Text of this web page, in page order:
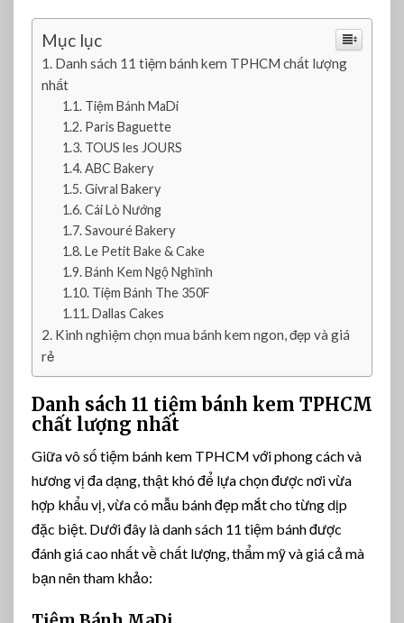
e
o
n
,
ẹ
G
R
ẻ
Mục lục
Danh sách 11 tiệm bánh kem TPHCM chất lượng
nhất
Tiệm Bánh MaDi
Paris Baguette
TOUS les JOURS
ABC Bakery
Givral Bakery
Cái Lò Nướng
Savouré Bakery
Le Petit Bake & Cake
Bánh Kem Ngộ Nghĩnh
Tiệm Bánh The 350F
Dallas Cakes
Kinh nghiệm chọn mua bánh kem ngon, đẹp và giá
rẻ
Danh sách 11 tiệm bánh kem TPHCM
chất lượng nhất
Giữa vô số tiệm bánh kem TPHCM với phong cách và
hương vị đa dạng, thật khó để lựa chọn được nơi vừa
hợp khẩu vị, vừa có mẫu bánh đẹp mắt cho từng dịp
đặc biệt. Dưới đây là danh sách 11 tiệm bánh được
đánh giá cao nhất về chất lượng, thẩm mỹ và giá cả mà
bạn nên tham khảo: